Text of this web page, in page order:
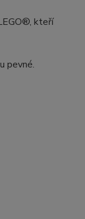
kteří
pevné.